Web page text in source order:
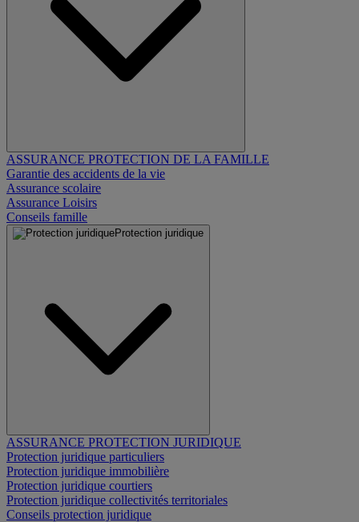
ASSURANCE PROTECTION DE LA FAMILLE
Garantie des accidents de la vie
Assurance scolaire
Assurance Loisirs
Conseils famille
Protection juridique
ASSURANCE PROTECTION JURIDIQUE
Protection juridique particuliers
Protection juridique immobilière
Protection juridique courtiers
Protection juridique collectivités territoriales
Conseils protection juridique